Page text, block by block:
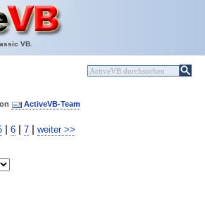
VB.
ActiveVB-Team
6 7 weiter >>